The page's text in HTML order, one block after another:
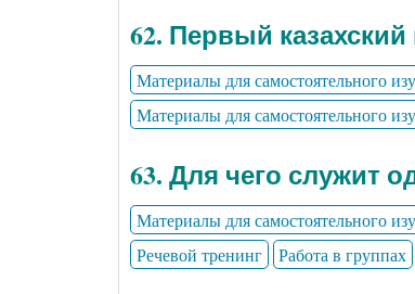
62. Первый
Материалы для самостоятельного
Материалы для самостоятельного
63. Для чего служит
Материалы для самостоятельного
Речевой тренинг
Работа в группах